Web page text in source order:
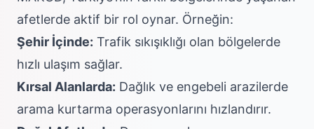
afetlerde aktif bir rol oynar. Örneğin:
Şehir İçinde: Trafik sıkışıklığı olan bölgelerde
hızlı ulaşım sağlar.
Kırsal Alanlarda: Dağlık ve engebeli arazilerde
arama kurtarma operasyonlarını hızlandırır.